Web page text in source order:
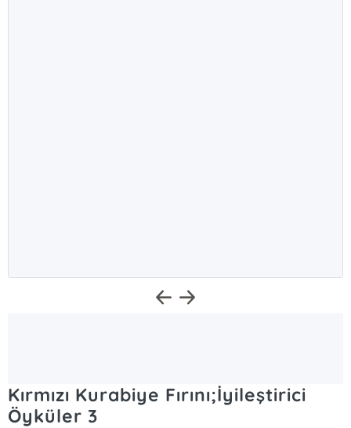
Kırmızı Kurabiye Fırını;İyileştirici
Öyküler 3